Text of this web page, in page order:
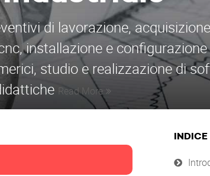
di lavorazione,
installazione e
studio e realizzazione di
Read More
INDICE